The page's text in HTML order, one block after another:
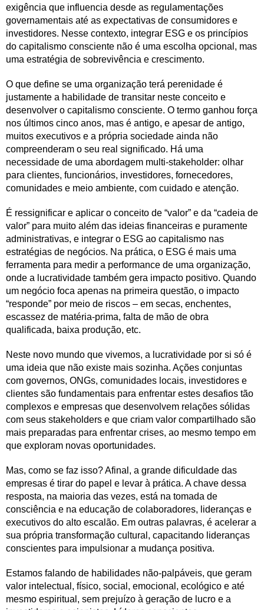
exigência que influencia desde as regulamentações
governamentais até as expectativas de consumidores e
investidores. Nesse contexto, integrar ESG e os princípios
do capitalismo consciente não é uma escolha opcional, mas
uma estratégia de sobrevivência e crescimento.
O que define se uma organização terá perenidade é
justamente a habilidade de transitar neste conceito e
desenvolver o capitalismo consciente. O termo ganhou força
nos últimos cinco anos, mas é antigo, e apesar de antigo,
muitos executivos e a própria sociedade ainda não
compreenderam o seu real significado. Há uma
necessidade de uma abordagem multi-stakeholder: olhar
para clientes, funcionários, investidores, fornecedores,
comunidades e meio ambiente, com cuidado e atenção.
É ressignificar e aplicar o conceito de “valor” e da “cadeia de
valor” para muito além das ideias financeiras e puramente
administrativas, e integrar o ESG ao capitalismo nas
estratégias de negócios. Na prática, o ESG é mais uma
ferramenta para medir a performance de uma organização,
onde a lucratividade também gera impacto positivo. Quando
um negócio foca apenas na primeira questão, o impacto
“responde” por meio de riscos – em secas, enchentes,
escassez de matéria-prima, falta de mão de obra
qualificada, baixa produção, etc.
Neste novo mundo que vivemos, a lucratividade por si só é
uma ideia que não existe mais sozinha. Ações conjuntas
com governos, ONGs, comunidades locais, investidores e
clientes são fundamentais para enfrentar estes desafios tão
complexos e empresas que desenvolvem relações sólidas
com seus stakeholders e que criam valor compartilhado são
mais preparadas para enfrentar crises, ao mesmo tempo em
que exploram novas oportunidades.
Mas, como se faz isso? Afinal, a grande dificuldade das
empresas é tirar do papel e levar à prática. A chave dessa
resposta, na maioria das vezes, está na tomada de
consciência e na educação de colaboradores, lideranças e
executivos do alto escalão. Em outras palavras, é acelerar a
sua própria transformação cultural, capacitando lideranças
conscientes para impulsionar a mudança positiva.
Estamos falando de habilidades não-palpáveis, que geram
valor intelectual, físico, social, emocional, ecológico e até
mesmo espiritual, sem prejuízo à geração de lucro e a